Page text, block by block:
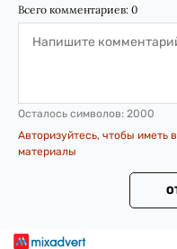
Всего комментариев: 0
Осталось символов: 2000
Авторизуйтесь, чтобы иметь
материалы